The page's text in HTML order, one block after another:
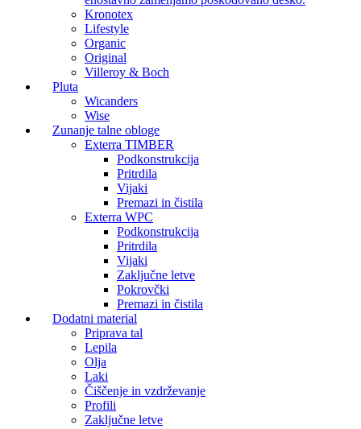
Kronotex
Lifestyle
Organic
Original
Villeroy & Boch
Pluta
Wicanders
Wise
Zunanje talne obloge
Exterra TIMBER
Podkonstrukcija
Pritrdila
Vijaki
Premazi in čistila
Exterra WPC
Podkonstrukcija
Pritrdila
Vijaki
Zaključne letve
Pokrovčki
Premazi in čistila
Dodatni material
Priprava tal
Lepila
Olja
Laki
Čiščenje in vzdrževanje
Profili
Zaključne letve